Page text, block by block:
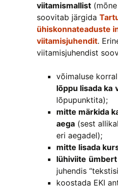
viitamismallist
soovitab järgida
ühiskonnateaduste
viitamisjuhendit.
viitamisjuhendist
võimaluse korral
lõppu lisada ka
lõpupunktita);
mitte märkida
aega (sest
eri aegadel);
mitte lisada
lühiviite
juhendis
koostada EKI